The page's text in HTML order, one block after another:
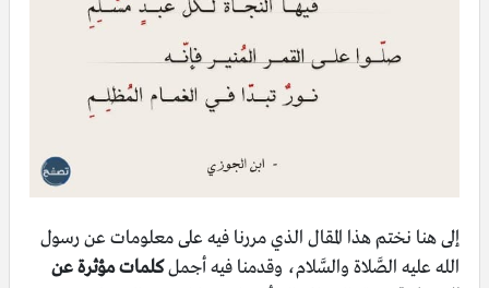
إلى هنا نختم هذا المقال الذي مررنا فيه على معلومات عن رسول
الله عليه الصَّلاة والسَّلام، وقدمنا فيه أجملكلمات مؤثرة عن